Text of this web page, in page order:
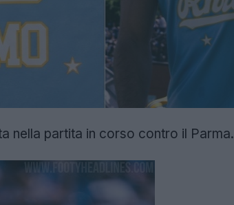
nella partita in corso contro il Parma.